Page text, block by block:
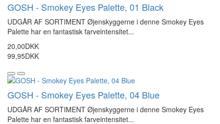
GOSH - Smokey Eyes Palette, 01 Black
UDGÅR AF SORTIMENT Øjenskyggerne i denne Smokey Eyes
Palette har en fantastisk farveintensitet...
20,00DKK
99,95DKK
GOSH - Smokey Eyes Palette, 04 Blue
UDGÅR AF SORTIMENT Øjenskyggerne i denne Smokey Eyes
Palette har en fantastisk farveintensitet...